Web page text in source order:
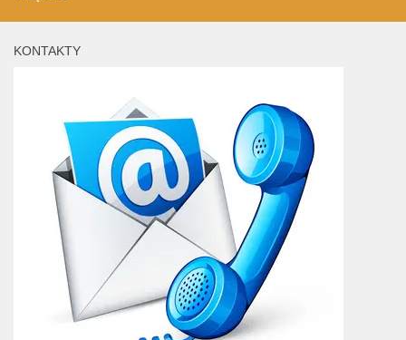
KONTAKTY